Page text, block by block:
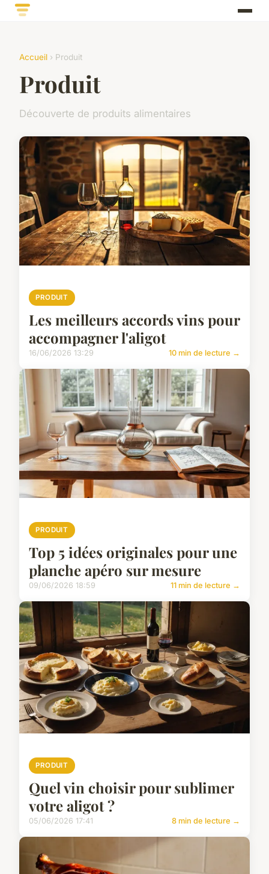
Accueil › Produit
Produit
Découverte de produits alimentaires
PRODUIT
Les meilleurs accords vins pour
accompagner l'aligot
16/06/2026 13:29 10 min de lecture →
PRODUIT
Top 5 idées originales pour une
planche apéro sur mesure
09/06/2026 18:59 11 min de lecture →
PRODUIT
Quel vin choisir pour sublimer
votre aligot ?
05/06/2026 17:41 8 min de lecture →